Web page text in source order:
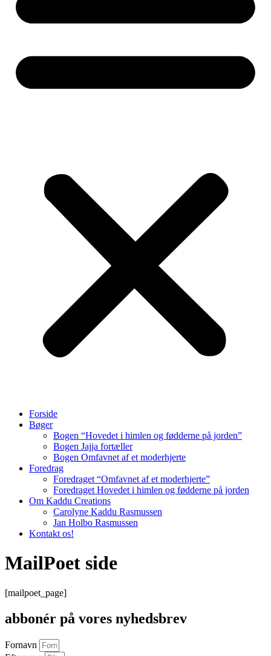
Forside
Bøger
Bogen “Hovedet i himlen og fødderne på jorden”
Bogen Jajja fortæller
Bogen Omfavnet af et moderhjerte
Foredrag
Foredraget “Omfavnet af et moderhjerte”
Foredraget Hovedet i himlen og fødderne på jorden
Om Kaddu Creations
Carolyne Kaddu Rasmussen
Jan Holbo Rasmussen
Kontakt os!
MailPoet side
[mailpoet_page]
abbonér på vores nyhedsbrev
Fornavn